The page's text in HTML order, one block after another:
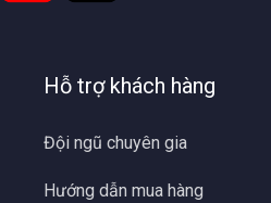
Hỗ trợ khách hàng
Đội ngũ chuyên gia
Hướng dẫn mua hàng